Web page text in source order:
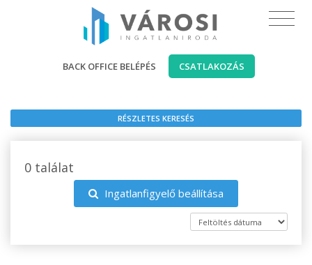
BACK OFFICE BELÉPÉS CSATLAKOZÁS
RÉSZLETES KERESÉS
0 találat
Ingatlanfigyelő beállítása